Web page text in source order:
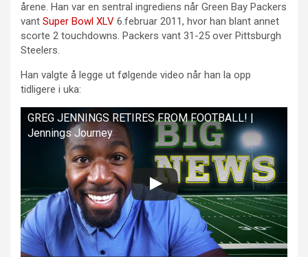
årene. Han var en sentral ingrediens når Green Bay Packers
vant Super Bowl XLV 6.februar 2011, hvor han blant annet
scorte 2 touchdowns. Packers vant 31-25 over Pittsburgh
Steelers.
Han valgte å legge ut følgende video når han la opp
tidligere i uka:
GREG JENNINGS RETIRES FROM FOOTBALL! |
Jennings Journey